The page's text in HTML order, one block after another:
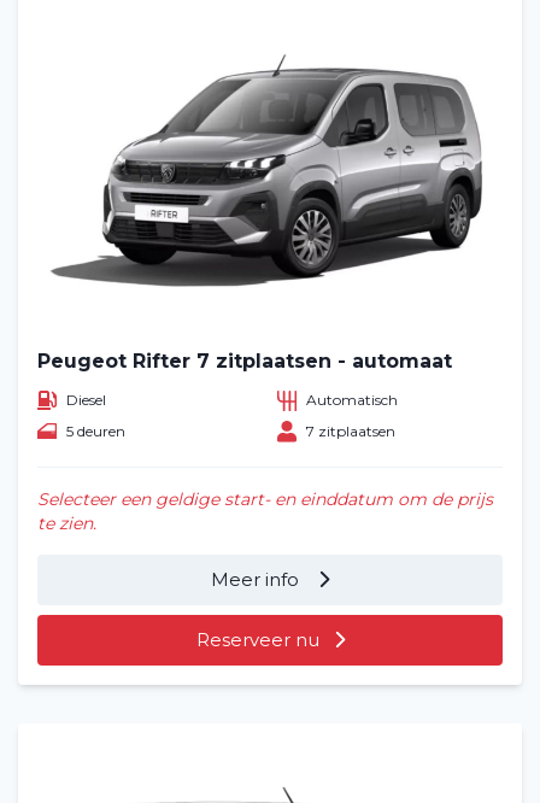
Peugeot Rifter 7 zitplaatsen - automaat
Diesel
Automatisch
5 deuren
7 zitplaatsen
Selecteer een geldige start- en einddatum om de prijs
te zien.
Meer info
Reserveer nu